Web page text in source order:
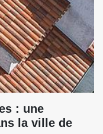
: une
la ville de